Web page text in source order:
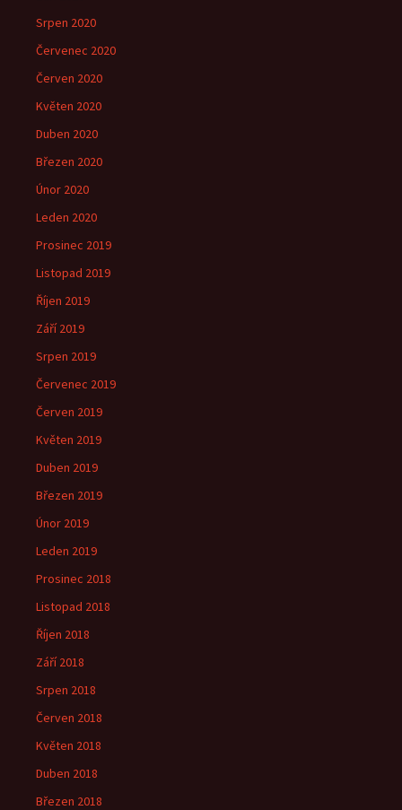
Srpen 2020
Červenec 2020
Červen 2020
Květen 2020
Duben 2020
Březen 2020
Únor 2020
Leden 2020
Prosinec 2019
Listopad 2019
Říjen 2019
Září 2019
Srpen 2019
Červenec 2019
Červen 2019
Květen 2019
Duben 2019
Březen 2019
Únor 2019
Leden 2019
Prosinec 2018
Listopad 2018
Říjen 2018
Září 2018
Srpen 2018
Červen 2018
Květen 2018
Duben 2018
Březen 2018